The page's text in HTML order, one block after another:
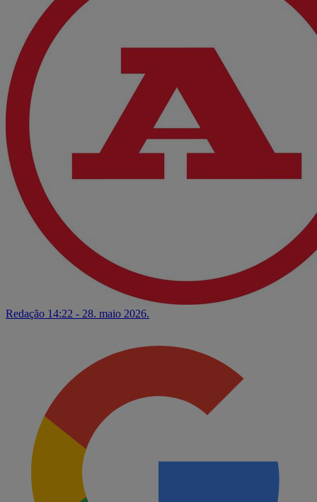
Redação 14:22 - 28. maio 2026.